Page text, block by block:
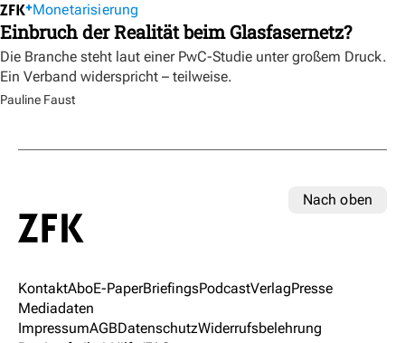
Monetarisierung
Einbruch der Realität beim Glasfasernetz?
Die Branche steht laut einer PwC-Studie unter großem Druck.
Ein Verband widerspricht – teilweise.
Pauline Faust
Nach oben
KontaktAboE-PaperBriefingsPodcastVerlagPresse
Mediadaten
ImpressumAGBDatenschutzWiderrufsbelehrung